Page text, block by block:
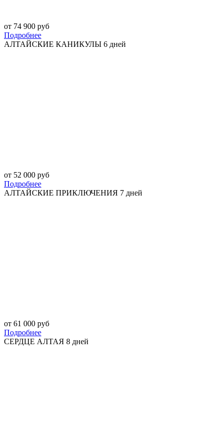
от 74 900 руб
Подробнее
АЛТАЙСКИЕ КАНИКУЛЫ 6 дней
от 52 000 руб
Подробнее
АЛТАЙСКИЕ ПРИКЛЮЧЕНИЯ 7 дней
от 61 000 руб
Подробнее
СЕРДЦЕ АЛТАЯ 8 дней